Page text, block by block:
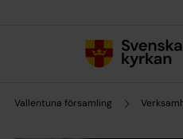
Vallentuna församling